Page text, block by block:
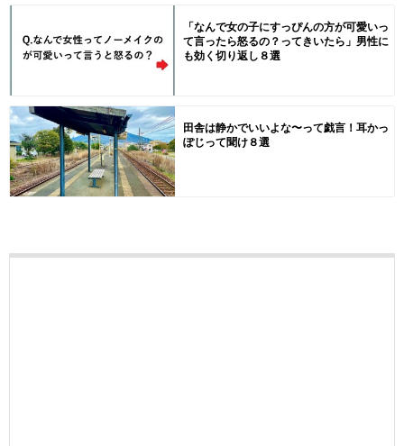
「なんで女の子にすっぴんの方が可愛いっ
て言ったら怒るの？ってきいたら」男性に
も効く切り返し８選
田舎は静かでいいよな〜って戯言！耳かっ
ぽじって聞け８選